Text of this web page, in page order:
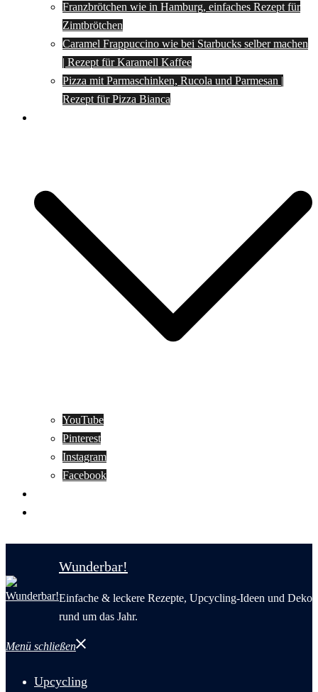
Franzbrötchen wie in Hamburg, einfaches Rezept für
Zimtbrötchen
Caramel Frappuccino wie bei Starbucks selber machen
| Rezept für Karamell Kaffee
Pizza mit Parmaschinken, Rucola und Parmesan |
Rezept für Pizza Bianca
YouTube
Pinterest
Instagram
Facebook
Wunderbar!
Einfache & leckere Rezepte, Upcycling-Ideen und Deko
rund um das Jahr.
Menü schließen
Upcycling